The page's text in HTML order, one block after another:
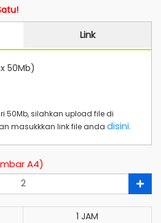
Link
50Mb)
50Mb, silahkan upload file di
masukkkan link file anda disini.
A4)
1 JAM